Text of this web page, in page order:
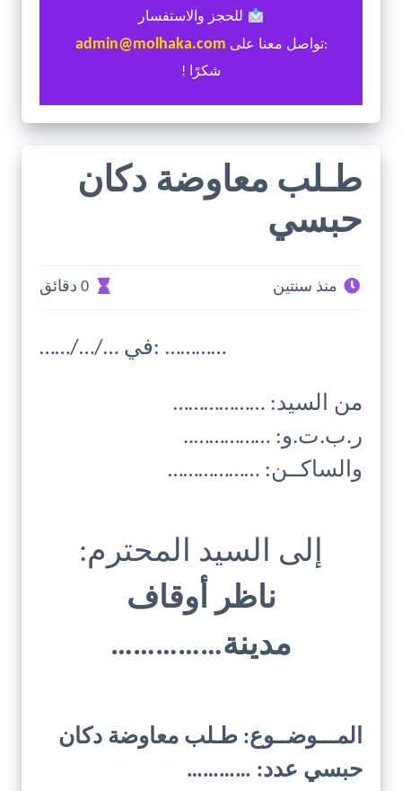
للحجز والاستفسار
:تواصل معنا على admin@molhaka.com
شكرًا !
طـلب معاوضة دكان
حبسي
منذ سنتين 0 دقائق
……/…/… في: …………
من السيد: ………………
ر.ب.ت.و: ……………..
والساكــن: ………………
إلى السيد المحترم:
ناظر أوقاف
مدينة……………
المـــوضــوع: طـلب معاوضة دكان
حبسي عدد: …………